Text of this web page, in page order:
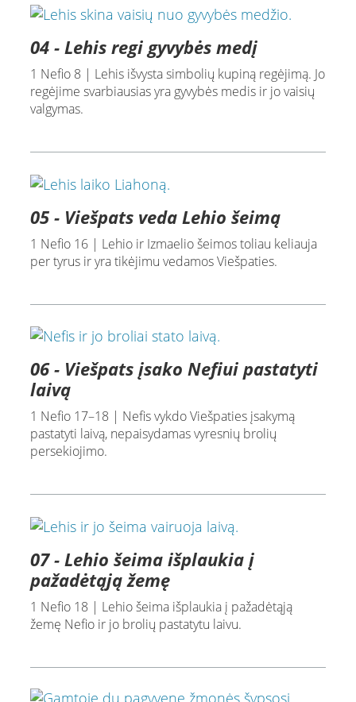
04 - Lehis regi gyvybės medį
1 Nefio 8 | Lehis išvysta simbolių kupiną regėjimą. Jo
regėjime svarbiausias yra gyvybės medis ir jo vaisių
valgymas.
05 - Viešpats veda Lehio šeimą
1 Nefio 16 | Lehio ir Izmaelio šeimos toliau keliauja
per tyrus ir yra tikėjimu vedamos Viešpaties.
06 - Viešpats įsako Nefiui pastatyti
laivą
1 Nefio 17–18 | Nefis vykdo Viešpaties įsakymą
pastatyti laivą, nepaisydamas vyresnių brolių
persekiojimo.
07 - Lehio šeima išplaukia į
pažadėtąją žemę
1 Nefio 18 | Lehio šeima išplaukia į pažadėtąją
žemę Nefio ir jo brolių pastatytu laivu.